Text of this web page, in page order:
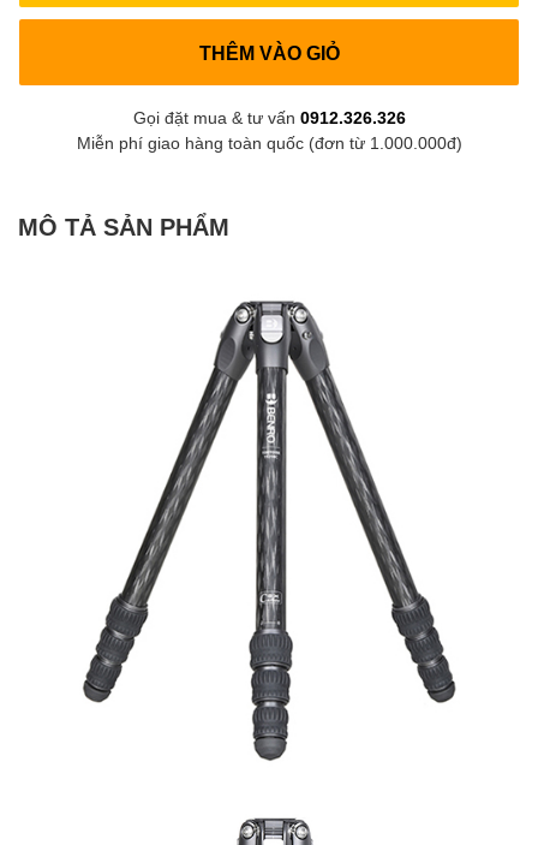
THÊM VÀO GIỎ
Gọi đặt mua & tư vấn 0912.326.326
Miễn phí giao hàng toàn quốc (đơn từ 1.000.000đ)
MÔ TẢ SẢN PHẨM